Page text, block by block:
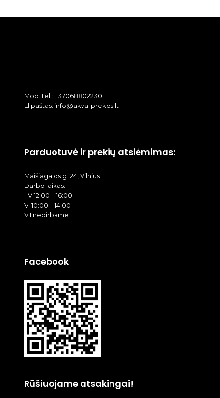
Mob. tel.: +37068802230
El.paštas: info@akva-prekes.lt
Parduotuvė ir prekių atsiėmimas:
Maišiagalos g. 24, Vilnius
Darbo laikas:
I-V 12:00 – 16:00
VI 10:00 – 14:00
VII nedirbame
Facebook
Rūšiuojame atsakingai!